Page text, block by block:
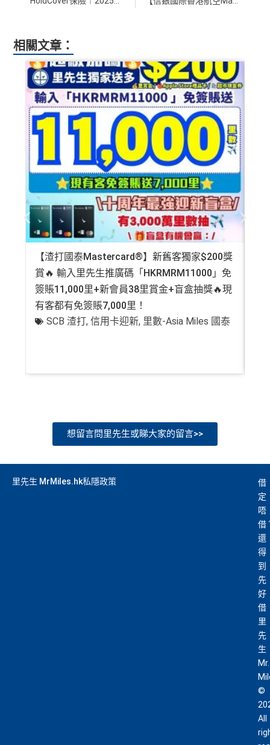
相關文章：
【渣打國泰Mastercard®】新舊客獨家$200獎
賞🔥 輸入里先生推廣碼「HKRMRM11000」免
簽賬11,000里+新會員38里賞金+盲盒抽獎🔥現
有客都有免簽賬7,000里！
SCB 渣打,信用卡迎新, 里數-Asia Miles 國泰
想留言問里先生或睇大家的留言>>
里先生 MrMiles.hk私隱政策
借
定
唔
借
還
得
到
先
好
借
里
先
生
Mr.
©
All